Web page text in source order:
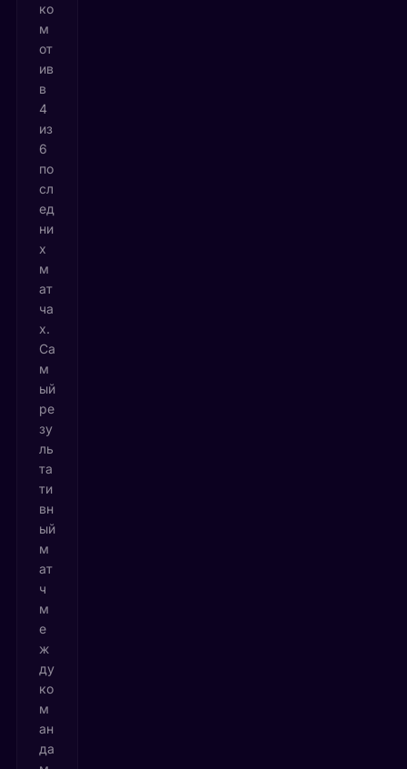
ко
м
от
ив
в
4
из
6
по
сл
ед
ни
х
м
ат
ча
х.
Са
м
ый
ре
зу
ль
та
ти
вн
ый
м
ат
ч
м
е
ж
ду
ко
м
ан
да